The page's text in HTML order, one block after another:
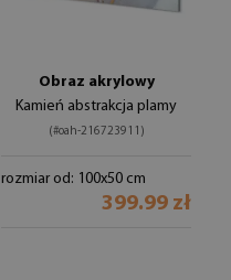
Obraz akrylowy
Kamień abstrakcja plamy
(#oah-216723911)
rozmiar od: 100x50 cm
399.99 zł